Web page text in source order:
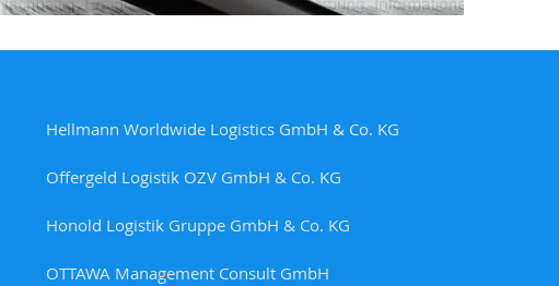
Hellmann Worldwide Logistics GmbH & Co. KG
Offergeld Logistik OZV GmbH & Co. KG
Honold Logistik Gruppe GmbH & Co. KG
OTTAWA Management Consult GmbH